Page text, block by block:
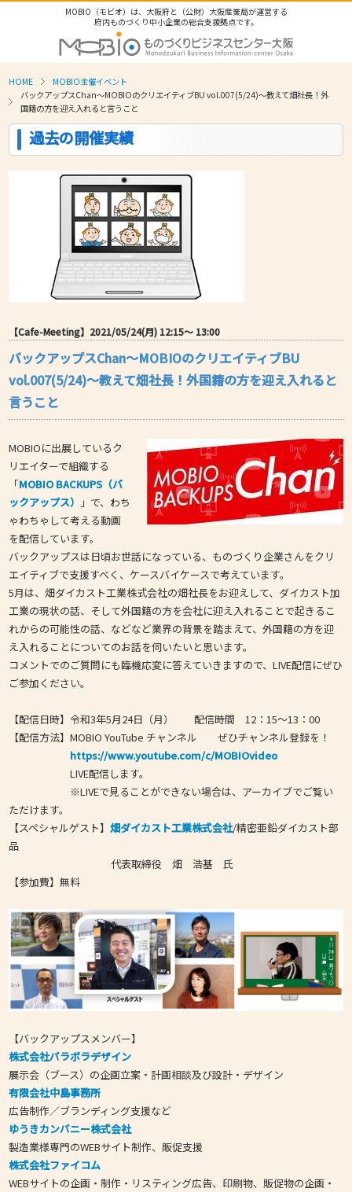
MOBIO（モビオ）は、大阪府と（公財）大阪産業局が運営する
府内ものづくり中小企業の総合支援拠点です。
HOME
MOBIO主催イベント
バックアップスChan〜MOBIOのクリエイティブBU vol.007(5/24)～教えて畑社長！外
国籍の方を迎え入れると言うこと
過去の開催実績
【Cafe-Meeting】2021/05/24(月) 12:15〜 13:00
バックアップスChan〜MOBIOのクリエイティブBU
vol.007(5/24)～教えて畑社長！外国籍の方を迎え入れると
言うこと
MOBIOに出展しているク
リエイターで組織する
「MOBIO BACKUPS（バ
ックアップス）
」で、わち
ゃわちゃして考える動画
を配信しています。
バックアップスは日頃お世話になっている、ものづくり企業さんをクリ
エイティブで支援すべく、ケースバイケースで考えています。
5月は、畑ダイカスト工業株式会社の畑社長をお迎えして、ダイカスト加
工業の現状の話、そして外国籍の方を会社に迎え入れることで起きるこ
れからの可能性の話、などなど業界の背景を踏まえて、外国籍の方を迎
え入れることについてのお話を伺いたいと思います。
コメントでのご質問にも臨機応変に答えていきますので、LIVE配信にぜひ
ご参加ください。
【配信日時】令和3年5月24日（月） 配信時間 12：15～13：00
【配信方法】MOBIO YouTube チャンネル ぜひチャンネル登録を！
https://www.youtube.com/c/MOBIOvideo
LIVE配信します。
※LIVEで見ることができない場合は、アーカイブでご覧い
ただけます。
【スペシャルゲスト】畑ダイカスト工業株式会社/精密亜鉛ダイカスト部
品
代表取締役 畑 浩基 氏
【参加費】無料
【バックアップスメンバー】
株式会社パラボラデザイン
展示会（ブース）の企画立案・計画相談及び設計・デザイン
有限会社中島事務所
広告制作／ブランディング支援など
ゆうきカンパニー株式会社
製造業様専門のWEBサイト制作、販促支援
株式会社ファイコム
WEBサイトの企画・制作・リスティング広告、印刷物、販促物の企画・